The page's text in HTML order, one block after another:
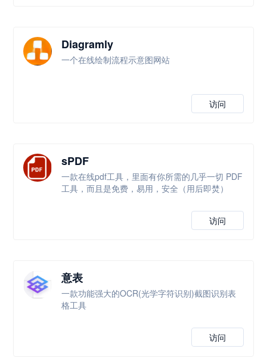
Diagramly
一个在线绘制流程示意图网站
访问
sPDF
一款在线pdf工具，里面有你所需的几乎一切 PDF
工具，而且是免费，易用，安全（用后即焚）
访问
意表
一款功能强大的OCR(光学字符识别)截图识别表
格工具
访问